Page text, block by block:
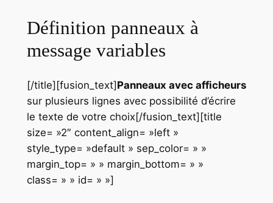
Définition panneaux à
message variables
[/title][fusion_text]Panneaux avec afficheurs
sur plusieurs lignes avec possibilité d’écrire
le texte de votre choix[/fusion_text][title
size= »2″ content_align= »left »
style_type= »default » sep_color= » »
margin_top= » » margin_bottom= » »
class= » » id= » »]